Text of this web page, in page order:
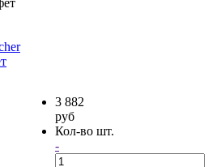
3 882
руб
Кол-во шт.
-